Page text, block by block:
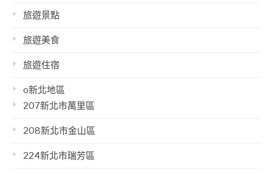
旅遊景點
旅遊美食
旅遊住宿
o新北地區
207新北市萬里區
208新北市金山區
224新北市瑞芳區